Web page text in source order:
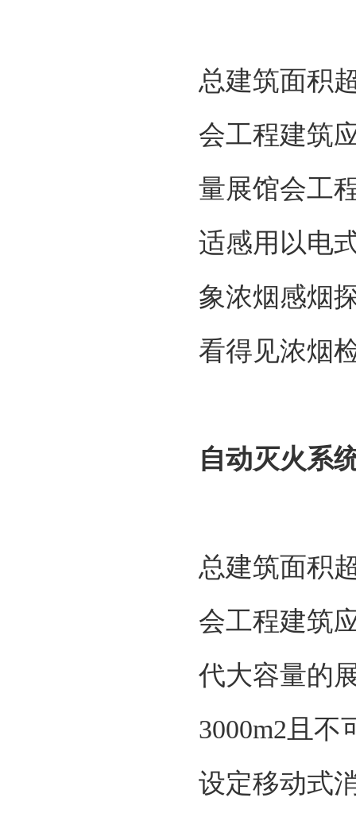
总建筑面积
会工程建筑
量展馆会工
适感用以电
象浓烟感烟
看得见浓烟
自动灭火系
总建筑面积
会工程建筑
代大容量的
3000m2且
设定移动式